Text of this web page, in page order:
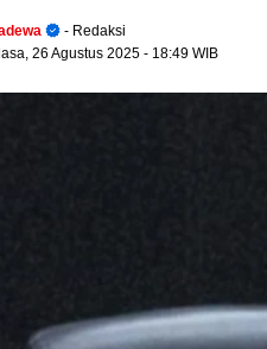
- Redaksi
26 Agustus 2025 - 18:49 WIB